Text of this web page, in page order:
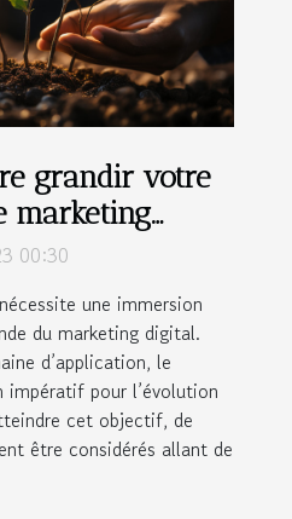
grandir votre
marketing
00:30
une immersion
du marketing digital.
d’application, le
pour l’évolution
cet objectif, de
être considérés allant de